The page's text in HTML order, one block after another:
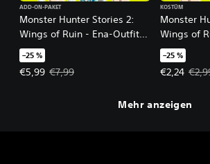
Monster Hunter Stories 2:
Wings of Ruin - Ena-Outfit-
Paket
ADD-ON-PAKET
–25 %
€5,99
Angebotspreis: €5,99 Ursprünglicher
€7,99
Monster
Wings of
(Blau/
KOSTÜM
–25 %
€2,24
Mehr anzeigen